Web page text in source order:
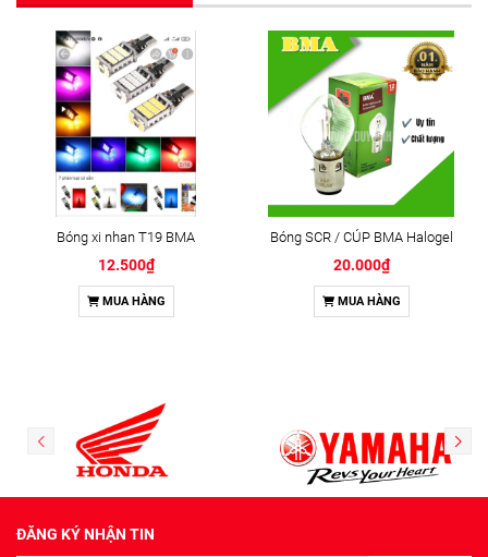
Bóng xi nhan T19 BMA
12.500₫
MUA HÀNG
Bóng SCR / CÚP BMA Halogel
20.000₫
MUA HÀNG
ĐĂNG KÝ NHẬN TIN